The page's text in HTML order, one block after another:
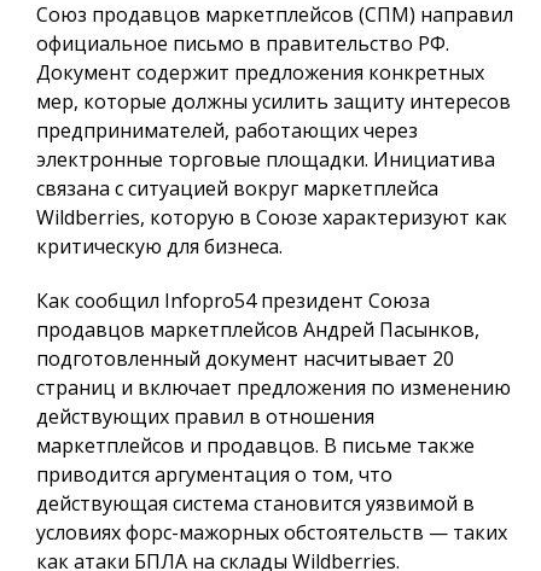
Союз продавцов маркетплейсов (СПМ) направил
официальное письмо в правительство РФ.
Документ содержит предложения конкретных
мер, которые должны усилить защиту интересов
предпринимателей, работающих через
электронные торговые площадки. Инициатива
связана с ситуацией вокруг маркетплейса
Wildberries, которую в Союзе характеризуют как
критическую для бизнеса.
Как сообщил Infopro54президент Союза
продавцов маркетплейсов Андрей Пасынков,
подготовленный документ насчитывает 20
страниц и включает предложения по изменению
действующих правил в отношения
маркетплейсов и продавцов. В письме также
приводится аргументация о том, что
действующая система становится уязвимой в
условиях форс-мажорных обстоятельств — таких
как атаки БПЛА на склады Wildberries.